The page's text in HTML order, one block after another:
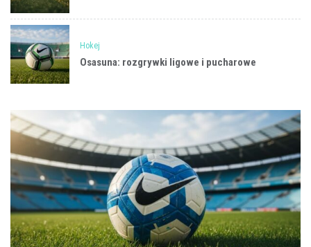
Hokej
Osasuna: rozgrywki ligowe i pucharowe